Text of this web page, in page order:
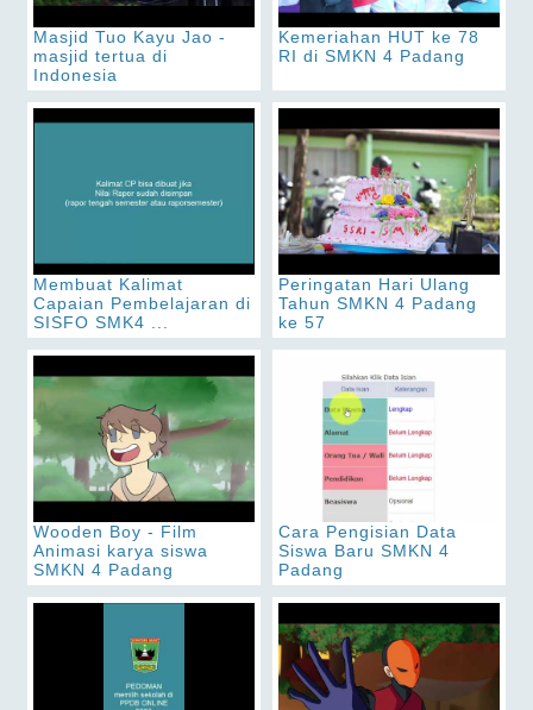
Masjid Tuo Kayu Jao -
masjid tertua di
Indonesia
Kemeriahan HUT ke 78
RI di SMKN 4 Padang
Membuat Kalimat
Capaian Pembelajaran di
SISFO SMK4 ...
Peringatan Hari Ulang
Tahun SMKN 4 Padang
ke 57
Wooden Boy - Film
Animasi karya siswa
SMKN 4 Padang
Cara Pengisian Data
Siswa Baru SMKN 4
Padang